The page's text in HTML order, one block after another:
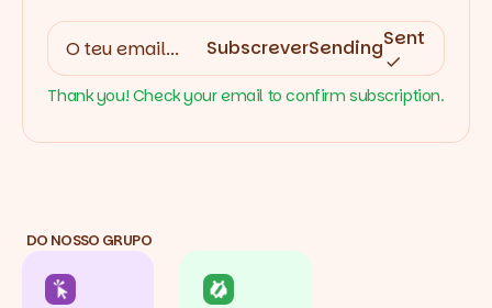
SubscreverSendingSent
Thank you! Check your email to confirm subscription.
DO NOSSO GRUPO